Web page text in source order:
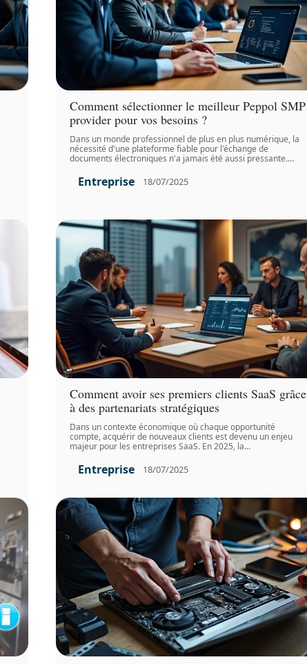
Comment sélectionner le meilleur Peppol SMP
provider pour vos besoins ?
Dans un monde professionnel de plus en plus numérique, la
nécessité d'une plateforme fiable pour l'échange de
documents électroniques n'a jamais été aussi pressante.…
Entreprise 18/07/2025
Comment avoir ses premiers clients SaaS grâce
à des partenariats stratégiques
Dans un contexte économique où chaque opportunité
compte, acquérir de nouveaux clients est devenu un enjeu
majeur pour les entreprises SaaS. En 2025, la…
Entreprise 18/07/2025